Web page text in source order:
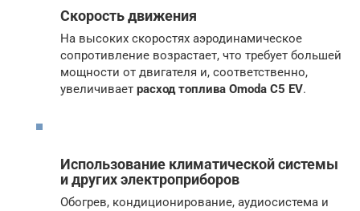
Скорость движения
На высоких скоростях аэродинамическое
сопротивление возрастает, что требует большей
мощности от двигателя и, соответственно,
увеличивает расход топлива Omoda C5 EV.
Использование климатической системы
и других электроприборов
Обогрев, кондиционирование, аудиосистема и